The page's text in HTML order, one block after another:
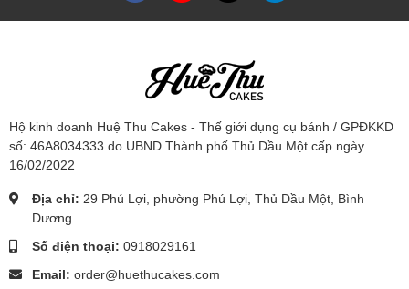
Hộ kinh doanh Huệ Thu Cakes - Thế giới dụng cụ bánh / GPĐKKD
số: 46A8034333 do UBND Thành phố Thủ Dầu Một cấp ngày
16/02/2022
Địa chỉ: 29 Phú Lợi, phường Phú Lợi, Thủ Dầu Một, Bình
Dương
Số điện thoại: 0918029161
Email: order@huethucakes.com